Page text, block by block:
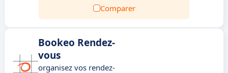
Comparer
Bookeo Rendez-
vous
organisez vos rendez-